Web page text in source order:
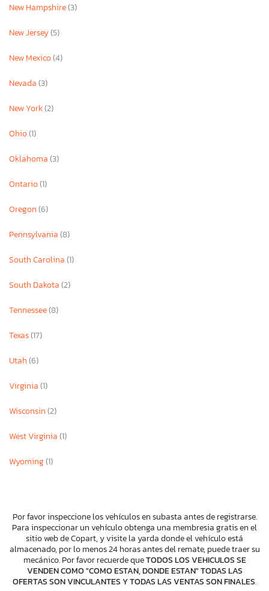
New Hampshire(3)
New Jersey(5)
New Mexico(4)
Nevada(3)
New York(2)
Ohio(1)
Oklahoma(3)
Ontario(1)
Oregon(6)
Pennsylvania(8)
South Carolina(1)
South Dakota(2)
Tennessee(8)
Texas(17)
Utah(6)
Virginia(1)
Wisconsin(2)
West Virginia(1)
Wyoming(1)
Por favor inspeccione los vehículos en subasta antes de registrarse.
Para inspeccionar un vehículo obtenga una membresia gratis en el
sitio web de Copart, y visite la yarda donde el vehículo está
almacenado, por lo menos 24 horas antes del remate, puede traer su
mecánico. Por favor recuerde queTODOS LOS VEHICULOS SE
VENDEN COMO "COMO ESTAN, DONDE ESTAN" TODAS LAS
OFERTAS SON VINCULANTES Y TODAS LAS VENTAS SON FINALES.